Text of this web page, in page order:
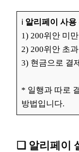
ℹ️ 알리페이 사용
1) 200위안 미
2) 200위안 초
3) 현금으로 결
* 일행과 따로
방법입니다.
❏ 알리페이